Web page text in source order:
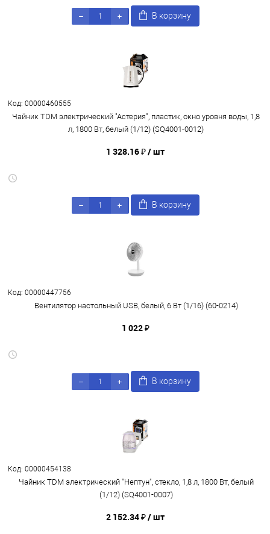
В корзину
Код: 00000460555
Чайник TDM электрический "Астерия", пластик, окно уровня воды, 1,8
л, 1800 Вт, белый (1/12) (SQ4001-0012)
1 328.16 ₽/ шт
В корзину
Код: 00000447756
Вентилятор настольный USB, белый, 6 Вт (1/16) (60-0214)
1 022 ₽
В корзину
Код: 00000454138
Чайник TDM электрический "Нептун", стекло, 1,8 л, 1800 Вт, белый
(1/12) (SQ4001-0007)
2 152.34 ₽/ шт